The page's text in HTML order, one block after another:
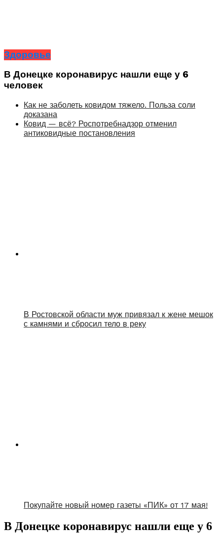
Здоровье
В Донецке коронавирус нашли еще у 6
человек
Как не заболеть ковидом тяжело. Польза соли
доказана
Ковид — всё? Роспотребнадзор отменил
антиковидные постановления
В Ростовской области муж привязал к жене мешок
с камнями и сбросил тело в реку
Покупайте новый номер газеты «ПИК» от 17 мая!
В Донецке коронавирус нашли еще у 6